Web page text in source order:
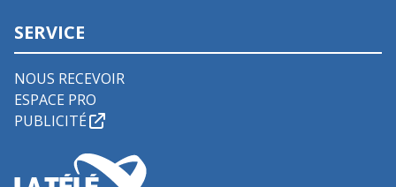
SERVICE
NOUS RECEVOIR
ESPACE PRO
PUBLICITÉ